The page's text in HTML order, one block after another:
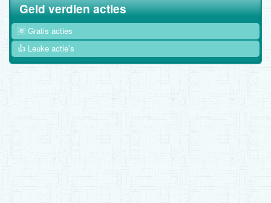
Geld verdien acties
🆓 Gratis acties
👍 Leuke actie's